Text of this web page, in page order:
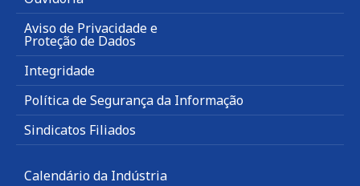
Aviso de Privacidade e
Proteção de Dados
Integridade
Política de Segurança da Informação
Sindicatos Filiados
Calendário da Indústria